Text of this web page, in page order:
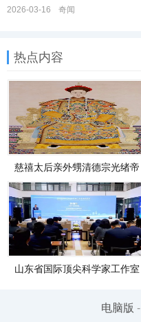
2026-03-16 奇闻
热点内容
慈禧太后亲外甥清德宗光绪帝
遗诏原文
山东省国际顶尖科学家工作室
电脑版 -